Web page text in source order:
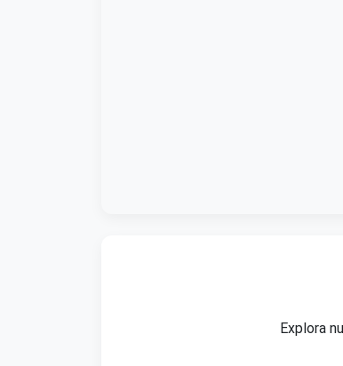
Explora